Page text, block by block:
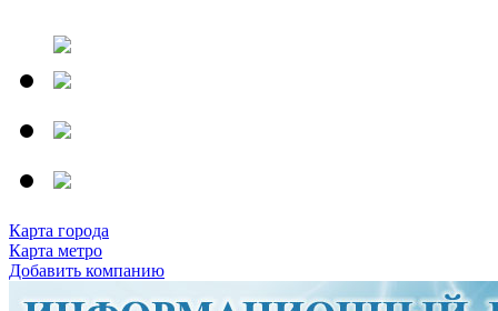
Карта города
Карта метро
Добавить компанию